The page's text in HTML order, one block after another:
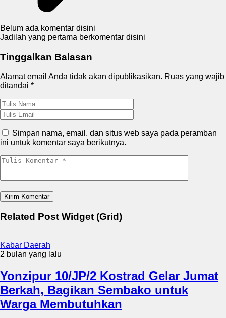
Belum ada komentar disini
Jadilah yang pertama berkomentar disini
Tinggalkan Balasan
Alamat email Anda tidak akan dipublikasikan. Ruas yang wajib
ditandai *
Simpan nama, email, dan situs web saya pada peramban
ini untuk komentar saya berikutnya.
Related Post Widget (Grid)
Kabar Daerah
2 bulan yang lalu
Yonzipur 10/JP/2 Kostrad Gelar Jumat
Berkah, Bagikan Sembako untuk
Warga Membutuhkan